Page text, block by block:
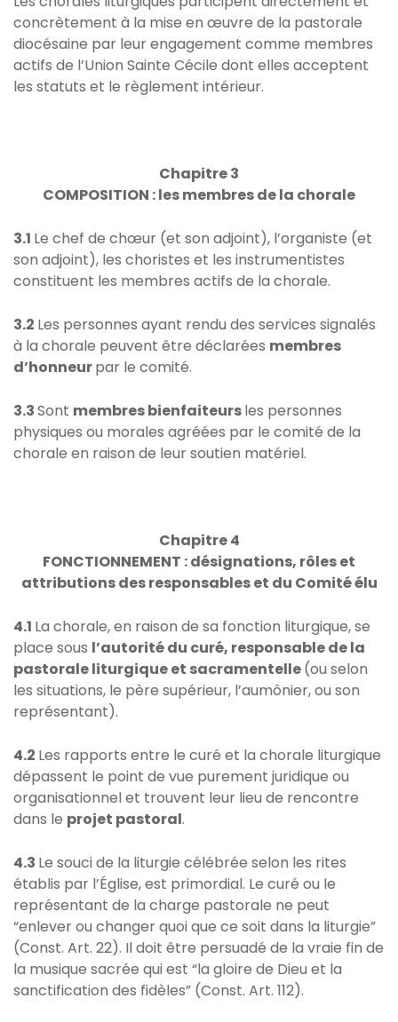
concrètement à la mise en œuvre de la pastorale
diocésaine par leur engagement comme membres
actifs de l’Union Sainte Cécile dont elles acceptent
les statuts et le règlement intérieur.
Chapitre 3
COMPOSITION : les membres de la chorale
3.1 Le chef de chœur (et son adjoint), l’organiste (et
son adjoint), les choristes et les instrumentistes
constituent les membres actifs de la chorale.
3.2 Les personnes ayant rendu des services signalés
à la chorale peuvent être déclarées membres
d’honneurpar le comité.
3.3Sont membres bienfaiteursles personnes
physiques ou morales agréées par le comité de la
chorale en raison de leur soutien matériel.
Chapitre 4
FONCTIONNEMENT : désignations, rôles et
attributions des responsables et du Comité élu
4.1 La chorale, en raison de sa fonction liturgique, se
place sous l’autorité du curé, responsable de la
pastorale liturgique et sacramentelle(ou selon
les situations, le père supérieur, l’aumônier, ou son
représentant).
4.2 Les rapports entre le curé et la chorale liturgique
dépassent le point de vue purement juridique ou
organisationnel et trouvent leur lieu de rencontre
dans le projet pastoral.
4.3 Le souci de la liturgie célébrée selon les rites
établis par l’Église, est primordial. Le curé ou le
représentant de la charge pastorale ne peut
“enlever ou changer quoi que ce soit dans la liturgie”
(Const. Art. 22). Il doit être persuadé de la vraie fin de
la musique sacrée qui est “la gloire de Dieu et la
sanctification des fidèles” (Const. Art. 112).